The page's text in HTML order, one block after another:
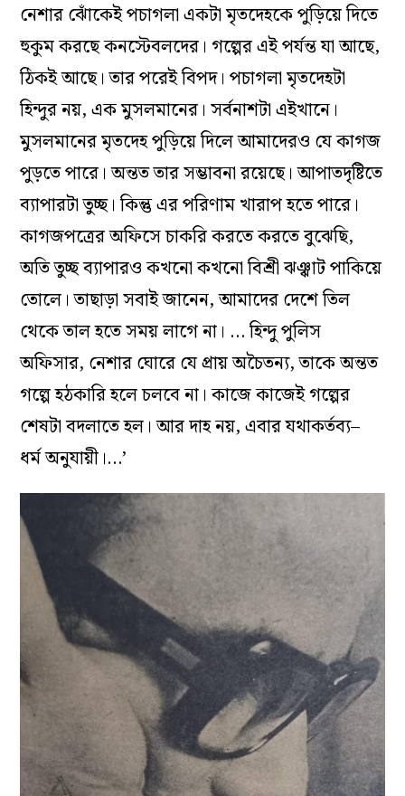
নেশার ঝোঁকেই পচাগলা একটা মৃতদেহকে পুড়িয়ে দিতে
হুকুম করছে কনস্টেবলদের। গল্পের এই পর্যন্ত যা আছে,
ঠিকই আছে। তার পরেই বিপদ। পচাগলা মৃতদেহটা
হিন্দুর নয়, এক মুসলমানের। সর্বনাশটা এইখানে।
মুসলমানের মৃতদেহ পুড়িয়ে দিলে আমাদেরও যে কাগজ
পুড়তে পারে। অন্তত তার সম্ভাবনা রয়েছে। আপাতদৃষ্টিতে
ব্যাপারটা তুচ্ছ। কিন্তু এর পরিণাম খারাপ হতে পারে।
কাগজপত্রের অফিসে চাকরি করতে করতে বুঝেছি,
অতি তুচ্ছ ব্যাপারও কখনো কখনো বিশ্রী ঝঞ্ঝাট পাকিয়ে
তোলে। তাছাড়া সবাই জানেন, আমাদের দেশে তিল
থেকে তাল হতে সময় লাগে না। … হিন্দু পুলিস
অফিসার, নেশার ঘোরে যে প্রায় অচৈতন্য, তাকে অন্তত
গল্পে হঠকারি হলে চলবে না। কাজে কাজেই গল্পের
শেষটা বদলাতে হল। আর দাহ নয়, এবার যথাকর্তব্য–
ধর্ম অনুযায়ী।…’